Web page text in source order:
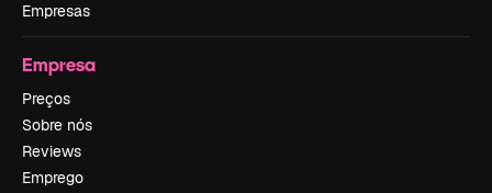
Empresas
Empresa
Preços
Sobre nós
Reviews
Emprego